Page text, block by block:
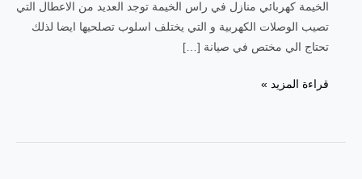
الخيمة كهربائي منازل في راس الخيمة توجد العديد من الاعطال التي
تصيب الوصلات الكهربية و التي يختلف اسلوب تصلحيها ايضا لذلك
تحتاج الي مختص في صيانة […]
قراءة المزيد »